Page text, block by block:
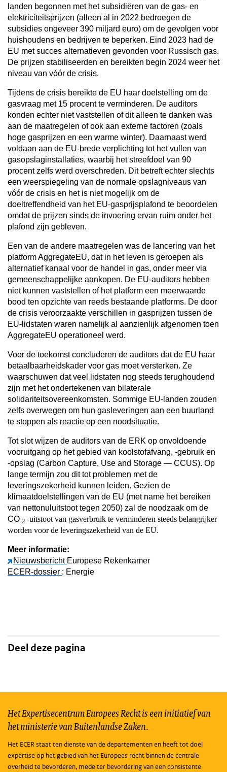
landen begonnen met het subsidiëren van de gas- en
elektriciteitsprijzen (alleen al in 2022 bedroegen de
subsidies ongeveer 390 miljard euro) om de gevolgen voor
huishoudens en bedrijven te beperken. Eind 2023 had de
EU met succes alternatieven gevonden voor Russisch gas.
De prijzen stabiliseerden en bereikten begin 2024 weer het
niveau van vóór de crisis.
Tijdens de crisis bereikte de EU haar doelstelling om de
gasvraag met 15 procent te verminderen. De auditors
konden echter niet vaststellen of dit alleen te danken was
aan de maatregelen of ook aan externe factoren (zoals
hoge gasprijzen en een warme winter). Daarnaast werd
voldaan aan de EU-brede verplichting tot het vullen van
gasopslaginstallaties, waarbij het streefdoel van 90
procent zelfs werd overschreden. Dit betreft echter slechts
een weerspiegeling van de normale opslagniveaus van
vóór de crisis en het is niet mogelijk om de
doeltreffendheid van het EU-gasprijsplafond te beoordelen
omdat de prijzen sinds de invoering ervan ruim onder het
plafond zijn gebleven.
Een van de andere maatregelen was de lancering van het
platform AggregateEU, dat in het leven is geroepen als
alternatief kanaal voor de handel in gas, onder meer via
gemeenschappelijke aankopen. De EU-auditors hebben
niet kunnen vaststellen of het platform een meerwaarde
bood ten opzichte van reeds bestaande platforms. De door
de crisis veroorzaakte verschillen in gasprijzen tussen de
EU-lidstaten waren namelijk al aanzienlijk afgenomen toen
AggregateEU operationeel werd.
Voor de toekomst concluderen de auditors dat de EU haar
betaalbaarheidskader voor gas moet versterken. Ze
waarschuwen dat veel lidstaten nog steeds terughoudend
zijn met het ondertekenen van bilaterale
solidariteitsovereenkomsten. Sommige EU-landen zouden
zelfs overwegen om hun gasleveringen aan een buurland
te stoppen als reactie op een noodsituatie.
Tot slot wijzen de auditors van de ERK op onvoldoende
vooruitgang op het gebied van koolstofafvang, -gebruik en
-opslag (Carbon Capture, Use and Storage — CCUS). Op
lange termijn zou dit tot problemen met de
leveringszekerheid kunnen leiden. Gezien de
klimaatdoelstellingen van de EU (met name het bereiken
van nettonuluitstoot tegen 2050) zal de noodzaak om de
CO 2 -uitstoot van gasverbruik te verminderen steeds belangrijker
worden voor de leveringszekerheid van de EU.
Meer informatie:
Nieuwsbericht Europese Rekenkamer
ECER-dossier : Energie
Deel deze pagina
Het Expertisecentrum Europees Recht is een initiatief van
het ministerie van Buitenlandse Zaken.
Het ECER staat ten dienste van de departementen en heeft tot doel
expertise op het gebied van het Europees recht binnen de centrale
overheid te bevorderen, mede ter bevordering van een consistente